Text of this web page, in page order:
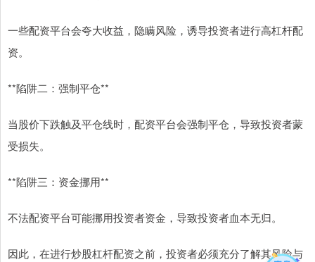
一些配资平台会夸大收益，隐瞒风险，诱导投资者进行高杠杆配
资。
**陷阱二：强制平仓**
当股价下跌触及平仓线时，配资平台会强制平仓，导致投资者蒙
受损失。
**陷阱三：资金挪用**
不法配资平台可能挪用投资者资金，导致投资者血本无归。
因此，在进行炒股杠杆配资之前，投资者必须充分了解其风险与